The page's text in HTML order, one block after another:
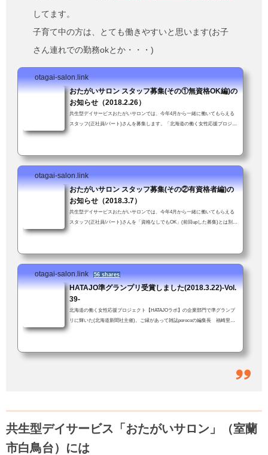
してます。
子育て中の方は、とても働きやすいと思います(お子
さん連れでの勤務okとか・・・)
otagai-salon.link
おたがいサロン スタッフ募集(その①無資格OK編)の
お知らせ（2018.2.26）
共生型デイサービスおたがいサロンでは、今年4月から一緒に働いてもらえる
スタッフ(正社員/パート)さんを募集します。「北海道の働く女性応援プロジェ
齢も問いません。ただし車の普通免許を持ってて送迎業務に支障がなければ。
子育て中の方も安心。お子さん連れて来ての勤務も可！(いや、むしろ大歓
迎！)「送迎業務が可能である旨も強調して下さい」とスタッフかわちゃんに
つっこまれた...
otagai-salon.link
おたがいサロン スタッフ募集(その②有資格者編)の
お知らせ（2018.3.7）
共生型デイサービスおたがいサロンでは、今年4月から一緒に働いてもらえる
スタッフ(正社員/パート)さんを「資格なしでもOK」(前回upした募集)とは別に
てて送迎業務に支障がないこと。子育て中の方も安心。お子さん連れて来ての
勤務も可！(いや、むしろ大歓迎！)「スタッフ募集のお知らせ」ではあります
が、「おたがいサロンってこんなとこだよ」という話でもあります(前回より
ちょっと...
otagai-salon.link 56 shares
HATAJO準グランプリ受賞しました(2018.3.22)-Vol.
39-
北海道の働く女性応援プロジェクト【HATAJOラボ】の企業部門で準グランプ
リに輝いた(北海道新聞社主催)。ご縁があって雑誌porocoの編集長 福崎里美
結果を伝えると、職員も一緒に大喜び。おたがいサロンでは当たり前のこと
ない。特別な何かをやってるという実感もない。きっと、他の会社も同じよう
共生型デイサービス「おたがいサロン」（室蘭
市白鳥台）には